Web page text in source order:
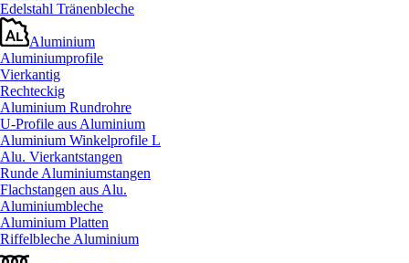
Edelstahl Tränenbleche
Aluminium
Aluminiumprofile
Vierkantig
Rechteckig
Aluminium Rundrohre
U-Profile aus Aluminium
Aluminium Winkelprofile L
Alu. Vierkantstangen
Runde Aluminiumstangen
Flachstangen aus Alu.
Aluminiumbleche
Aluminium Platten
Riffelbleche Aluminium